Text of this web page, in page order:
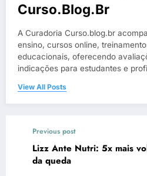
Curso.blog.br
A Curadoria Curso.blog.br
ensino, cursos online,
educacionais, oferecendo
indicações para estudantes e
View All Posts
Previous post
Lizz Ante Nutri: 5x mais
da queda